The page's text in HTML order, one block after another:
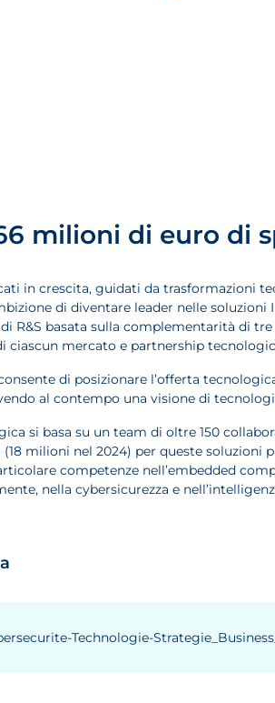
milioni di euro di
in crescita, guidati da trasformazioni
di diventare leader nelle
R&S basata sulla complementarità di
ciascun mercato e partnership
di posizionare l’offerta
al contempo una visione di
si basa su un team di oltre 150
milioni nel 2024) per queste soluzioni
competenze nell’embedded
nella cybersicurezza e
Technologie-